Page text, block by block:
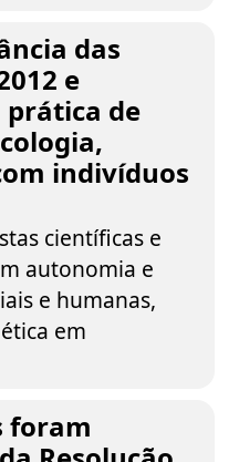
das
e
prática de
indivíduos
científicas e
autonomia e
e humanas,
em
foram